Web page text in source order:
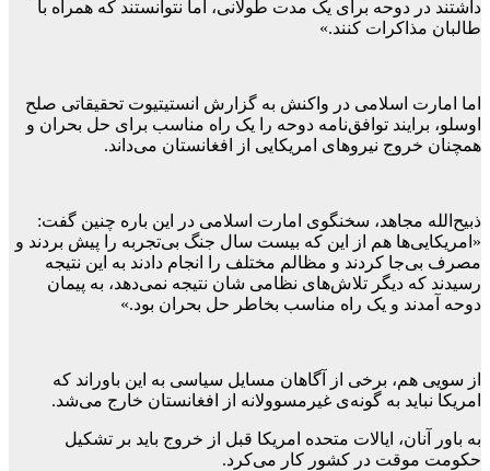
داشتند در دوحه برای یک مدت طولانی، اما نتوانستند که همراه با
طالبان مذاکرات کنند.»
اما امارت اسلامی در واکنش به گزارش انستیتیوت تحقیقاتی صلح
اوسلو، برایند توافق‌نامه دوحه را یک راه مناسب برای حل بحران و
همچنان خروج نیروهای امریکایی از افغانستان می‌داند.
ذبیح‌الله مجاهد، سخنگوی امارت اسلامی در این باره چنین گفت:
«امریکایی‌ها هم از این که بیست سال جنگ بی‌تجربه را پیش بردند و
مصرف بی‌جا کردند و مظالم مختلف را انجام دادند به این نتیجه
رسیدند که دیگر تلاش‌های نظامی شان نتیجه نمی‌دهد، به پیمان
دوحه آمدند و یک راه مناسب بخاطر حل بحران بود.»
از سویی هم، برخی از آگاهان مسایل سیاسی به این باوراند که
امریکا نباید به گونه‌ی غیرمسوولانه از افغانستان خارج می‌شد.
به باور آنان، ایالات متحده امریکا قبل از خروج باید بر تشکیل
حکومت موقت در کشور کار می‌کرد.